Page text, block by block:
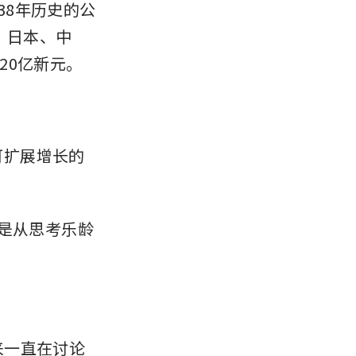
年历史的公
日本、中
亿新元。
展增长的
从思考乐龄
直在讨论